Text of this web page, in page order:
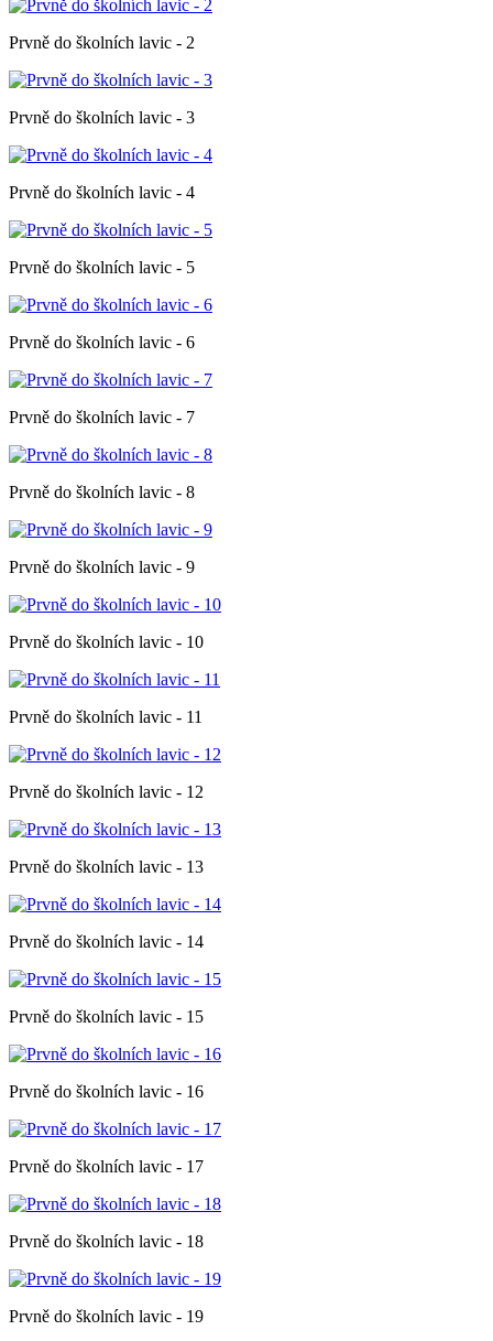
Prvně do školních lavic - 2
Prvně do školních lavic - 3
Prvně do školních lavic - 4
Prvně do školních lavic - 5
Prvně do školních lavic - 6
Prvně do školních lavic - 7
Prvně do školních lavic - 8
Prvně do školních lavic - 9
Prvně do školních lavic - 10
Prvně do školních lavic - 11
Prvně do školních lavic - 12
Prvně do školních lavic - 13
Prvně do školních lavic - 14
Prvně do školních lavic - 15
Prvně do školních lavic - 16
Prvně do školních lavic - 17
Prvně do školních lavic - 18
Prvně do školních lavic - 19